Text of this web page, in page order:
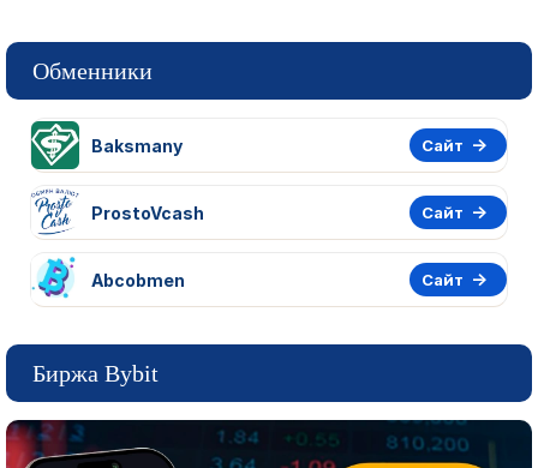
Обменники
Baksmany Сайт
ProstoVcash Сайт
Abcobmen Сайт
Биржа Bybit